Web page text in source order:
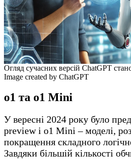
Огляд сучасних версій ChatGPT
Image created by ChatGPT
o1 та o1 Mini
У вересні 2024 року було
preview і o1 Mini – моделі,
покращення складного
Завдяки більшій кількості